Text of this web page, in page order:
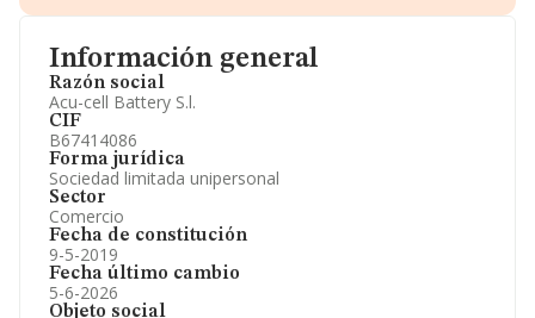
Información general
Razón social
Acu-cell Battery S.l.
CIF
B67414086
Forma jurídica
Sociedad limitada unipersonal
Sector
Comercio
Fecha de constitución
9-5-2019
Fecha último cambio
5-6-2026
Objeto social
Información oficial y registral complementaria.